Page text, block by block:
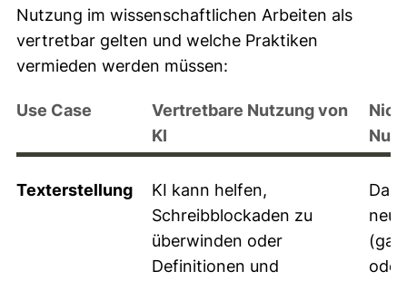
Nutzung im wissenschaftlichen Arbeiten als
vertretbar gelten und welche Praktiken
vermieden werden müssen:
Use Case
Vertretbare Nutzung von
KI
Texterstellung
KI kann helfen,
Schreibblockaden zu
überwinden oder
Definitionen und
Das